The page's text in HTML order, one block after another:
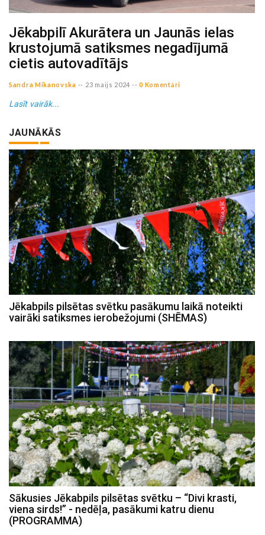
Jēkabpilī Akurātera un Jaunās ielas
krustojumā satiksmes negadījumā
cietis autovadītājs
Sandra Mikanovska -- 23 maijs 2024 -- 0 Komentāri
Lasīt vairāk...
JAUNĀKĀS
Jēkabpils pilsētas svētku pasākumu laikā noteikti
vairāki satiksmes ierobežojumi (SHĒMAS)
Sākusies Jēkabpils pilsētas svētku – “Divi krasti,
viena sirds!” - nedēļa, pasākumi katru dienu
(PROGRAMMA)